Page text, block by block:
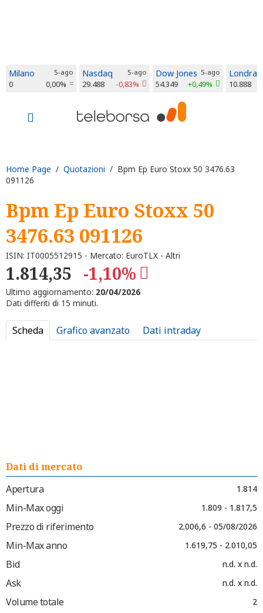
Milano 5-ago
0 0,00%
Nasdaq 5-ago
29.488 -0,83%
Dow Jones 5-ago
54.349 +0,49%
Londra
10.888
Home Page / Quotazioni / Bpm Ep Euro Stoxx 50 3476.63
091126
Bpm Ep Euro Stoxx 50
3476.63 091126
ISIN: IT0005512915 - Mercato: EuroTLX - Altri
1.814,35 -1,10%
Ultimo aggiornamento: 20/04/2026
Dati differiti di 15 minuti.
Scheda Grafico avanzato Dati intraday
Dati di mercato
Apertura
1.814
Min-Max oggi 1.809 - 1.817,5
Prezzo di riferimento 2.006,6 - 05/08/2026
Min-Max anno 1.619,75 - 2.010,05
Bid n.d. x n.d.
Ask n.d. x n.d.
Volume totale 2